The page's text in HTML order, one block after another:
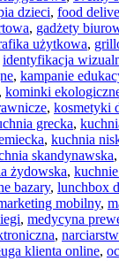
dzieci, food
, gadżety
użytkowa,
identyfikacja
, kampanie
, kominki
, kosmetyki
grecka,
, kuchnia
skandynawska,
żydowska,
bazary, lunchbox
mobilny,
, medycyna
,
klienta online,